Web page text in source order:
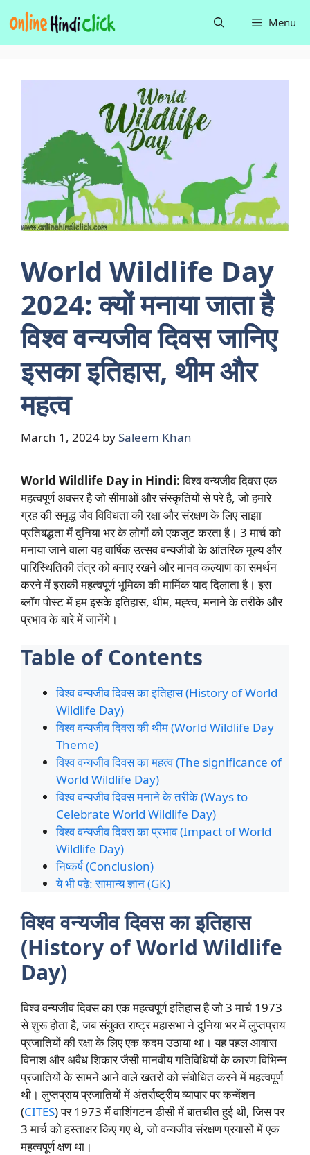
to
content
Menu
World Wildlife Day
2024: क्यों मनाया जाता है
विश्व वन्यजीव दिवस जानिए
इसका इतिहास, थीम और
महत्व
March 1, 2024 bySaleem Khan
World Wildlife Day in Hindi:विश्व वन्यजीव दिवस एक
महत्वपूर्ण अवसर है जो सीमाओं और संस्कृतियों से परे है, जो हमारे
ग्रह की समृद्ध जैव विविधता की रक्षा और संरक्षण के लिए साझा
प्रतिबद्धता में दुनिया भर के लोगों को एकजुट करता है। 3 मार्च को
मनाया जाने वाला यह वार्षिक उत्सव वन्यजीवों के आंतरिक मूल्य और
पारिस्थितिकी तंत्र को बनाए रखने और मानव कल्याण का समर्थन
करने में इसकी महत्वपूर्ण भूमिका की मार्मिक याद दिलाता है। इस
ब्लॉग पोस्ट में हम इसके इतिहास, थीम, मह्त्व, मनाने के तरीके और
प्रभाव के बारे में जानेंगे।
Table of Contents
विश्व वन्यजीव दिवस का इतिहास (History of World
Wildlife Day)
विश्व वन्यजीव दिवस की थीम (World Wildlife Day
Theme)
विश्व वन्यजीव दिवस का महत्व (The significance of
World Wildlife Day)
विश्व वन्यजीव दिवस मनाने के तरीके (Ways to
Celebrate World Wildlife Day)
विश्व वन्यजीव दिवस का प्रभाव (Impact of World
Wildlife Day)
निष्कर्ष (Conclusion)
ये भी पढ़े: सामान्य ज्ञान (GK)
विश्व वन्यजीव दिवस का इतिहास
(History of World Wildlife
Day)
विश्व वन्यजीव दिवस का एक महत्वपूर्ण इतिहास है जो 3 मार्च 1973
से शुरू होता है, जब संयुक्त राष्ट्र महासभा ने दुनिया भर में लुप्तप्राय
प्रजातियों की रक्षा के लिए एक कदम उठाया था। यह पहल आवास
विनाश और अवैध शिकार जैसी मानवीय गतिविधियों के कारण विभिन्न
प्रजातियों के सामने आने वाले खतरों को संबोधित करने में महत्वपूर्ण
थी। लुप्तप्राय प्रजातियों में अंतर्राष्ट्रीय व्यापार पर कन्वेंशन
(CITES) पर 1973 में वाशिंगटन डीसी में बातचीत हुई थी, जिस पर
3 मार्च को हस्ताक्षर किए गए थे, जो वन्यजीव संरक्षण प्रयासों में एक
महत्वपूर्ण क्षण था।